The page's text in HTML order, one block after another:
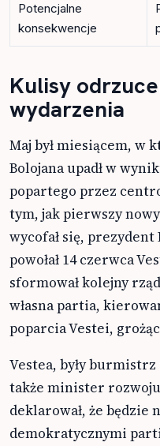
Potencjalne
konsekwencje
Kulisy
wydarzenia
Maj był miesiącem,
Bolojana upadł w
popartego przez
tym, jak pierwszy
wycofał się,
powołał 14 czerwca
sformował kolejny
własna partia,
poparcia Vestei,
Vestea, były
także minister
deklarował, że będzie
demokratycznymi